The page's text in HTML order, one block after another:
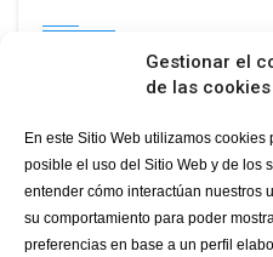
Gestionar el
de las cookies
En este Sitio Web utilizamos
posible el uso del Sitio Web y de los
entender cómo interactúan nuestros
su comportamiento para poder
preferencias en base a un perfil
new year